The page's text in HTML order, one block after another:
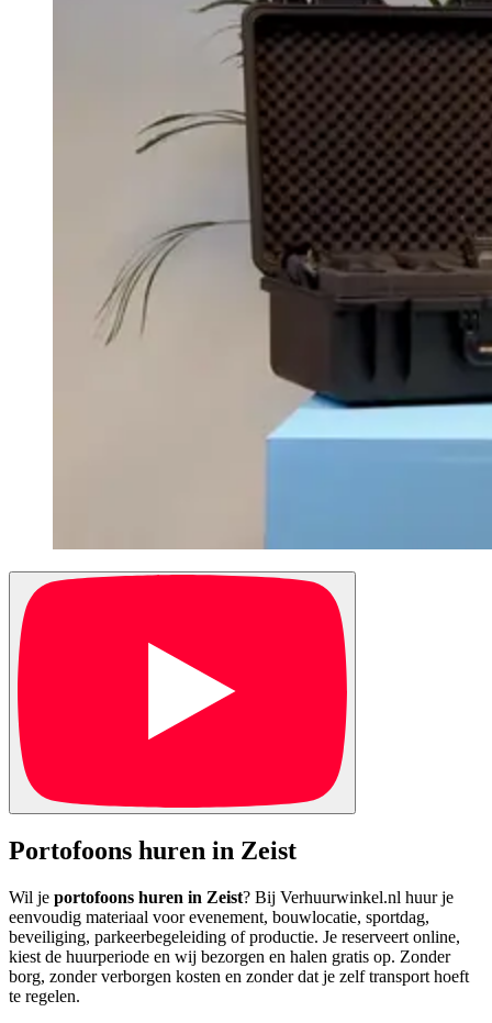
Portofoons huren in Zeist
Wil je portofoons huren in Zeist? Bij Verhuurwinkel.nl huur je
eenvoudig materiaal voor evenement, bouwlocatie, sportdag,
beveiliging, parkeerbegeleiding of productie. Je reserveert online,
kiest de huurperiode en wij bezorgen en halen gratis op. Zonder
borg, zonder verborgen kosten en zonder dat je zelf transport hoeft
te regelen.